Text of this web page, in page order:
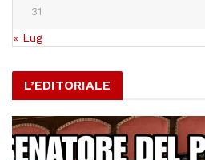
31
« Lug
L’EDITORIALE